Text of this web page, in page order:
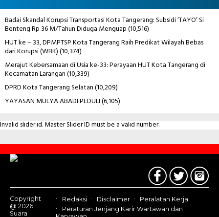
Badai Skandal Korupsi Transportasi Kota Tangerang: Subsidi ‘TAYO’ Si
Benteng Rp 36 M/Tahun Diduga Menguap(10,516)
HUT ke – 33, DPMPTSP Kota Tangerang Raih Predikat Wilayah Bebas
dari Korupsi (WBK)(10,374)
Merajut Kebersamaan di Usia ke-33: Perayaan HUT Kota Tangerang di
Kecamatan Larangan(10,339)
DPRD Kota Tangerang Selatan(10,209)
YAYASAN MULYA ABADI PEDULI(6,105)
Invalid slider id. Master Slider ID must be a valid number.
Contact
Us
Copyright
@ 2026
Suara
Redaksi Disclaimer
Peralatan Kerja
Peraturan Jenjang Karir Wartawan dan